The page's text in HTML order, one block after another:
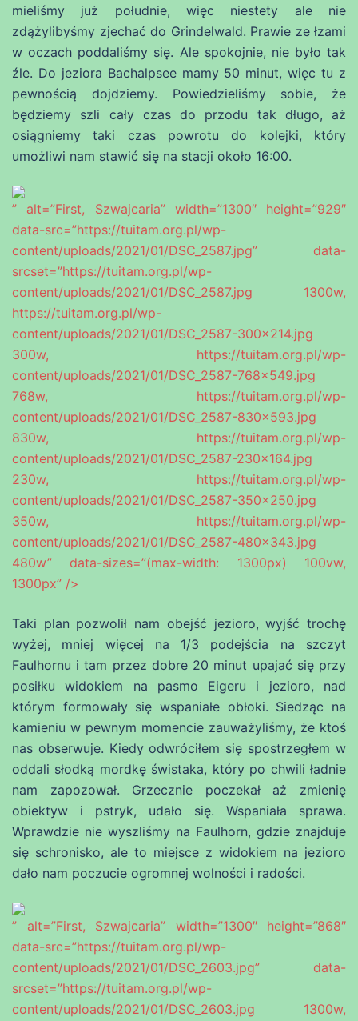
mieliśmy już południe, więc niestety ale nie
zdążylibyśmy zjechać do Grindelwald. Prawie ze łzami
w oczach poddaliśmy się. Ale spokojnie, nie było tak
źle. Do jeziora Bachalpsee mamy 50 minut, więc tu z
pewnością dojdziemy. Powiedzieliśmy sobie, że
będziemy szli cały czas do przodu tak długo, aż
osiągniemy taki czas powrotu do kolejki, który
umożliwi nam stawić się na stacji około 16:00.
” alt=”First, Szwajcaria” width=”1300″ height=”929″
data-src=”https://tuitam.org.pl/wp-
content/uploads/2021/01/DSC_2587.jpg” data-
srcset=”https://tuitam.org.pl/wp-
content/uploads/2021/01/DSC_2587.jpg 1300w,
https://tuitam.org.pl/wp-
content/uploads/2021/01/DSC_2587-300×214.jpg
300w, https://tuitam.org.pl/wp-
content/uploads/2021/01/DSC_2587-768×549.jpg
768w, https://tuitam.org.pl/wp-
content/uploads/2021/01/DSC_2587-830×593.jpg
830w, https://tuitam.org.pl/wp-
content/uploads/2021/01/DSC_2587-230×164.jpg
230w, https://tuitam.org.pl/wp-
content/uploads/2021/01/DSC_2587-350×250.jpg
350w, https://tuitam.org.pl/wp-
content/uploads/2021/01/DSC_2587-480×343.jpg
480w” data-sizes=”(max-width: 1300px) 100vw,
1300px” />
Taki plan pozwolił nam obejść jezioro, wyjść trochę
wyżej, mniej więcej na 1/3 podejścia na szczyt
Faulhornu i tam przez dobre 20 minut upajać się przy
posiłku widokiem na pasmo Eigeru i jezioro, nad
którym formowały się wspaniałe obłoki. Siedząc na
kamieniu w pewnym momencie zauważyliśmy, że ktoś
nas obserwuje. Kiedy odwróciłem się spostrzegłem w
oddali słodką mordkę świstaka, który po chwili ładnie
nam zapozował. Grzecznie poczekał aż zmienię
obiektyw i pstryk, udało się. Wspaniała sprawa.
Wprawdzie nie wyszliśmy na Faulhorn, gdzie znajduje
się schronisko, ale to miejsce z widokiem na jezioro
dało nam poczucie ogromnej wolności i radości.
” alt=”First, Szwajcaria” width=”1300″ height=”868″
data-src=”https://tuitam.org.pl/wp-
content/uploads/2021/01/DSC_2603.jpg” data-
srcset=”https://tuitam.org.pl/wp-
content/uploads/2021/01/DSC_2603.jpg 1300w,